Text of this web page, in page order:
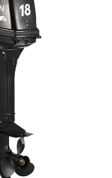
линии,
двухтактный
эффективного
во
вопросом